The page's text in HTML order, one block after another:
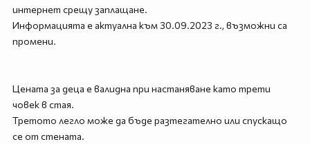
интернет срещу заплащане.
Информацията е актуална към 30.09.2023 г., възможни са
промени.
Цената за деца е валидна при настаняване като трети
човек в стая.
Третото легло може да бъде разтегателно или спускащо
се от стената.